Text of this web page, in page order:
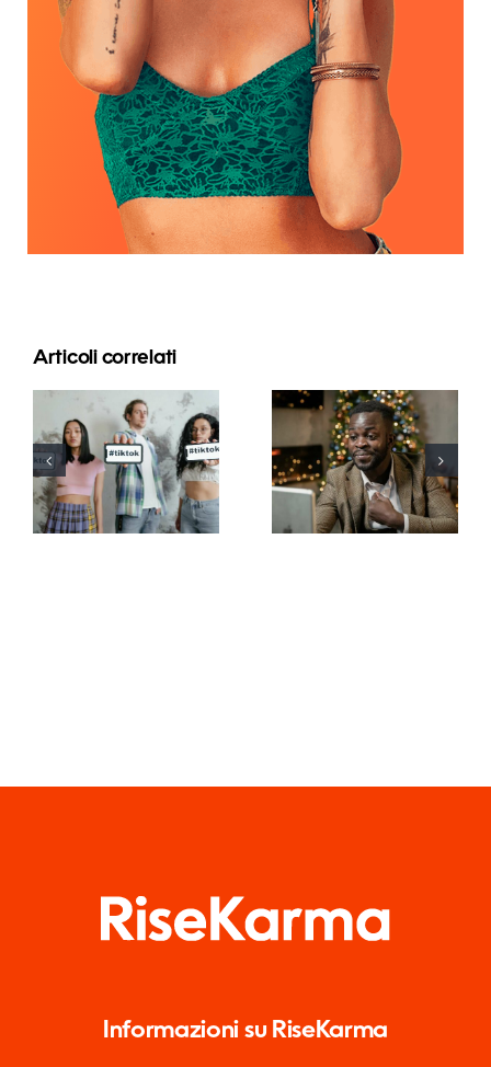
Articoli correlati
Migliori app
di editing
video per
creare
capolavori
Come
nascondere i
follower su
LinkedIn per
proteggere
Informazioni su RiseKarma